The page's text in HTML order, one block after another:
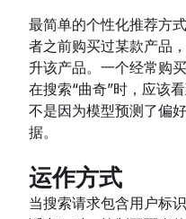
最简单的个性化推荐方
者之前购买过某款产品
升该产品。一个经常购
在搜索“曲奇”时，应该
不是因为模型预测了偏
据。
运作方式
当搜索请求包含用户标